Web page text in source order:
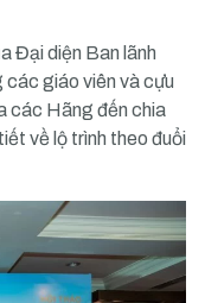
Đại diện Ban lãnh
các giáo viên và cựu
các Hãng đến chia
về lộ trình theo đuổi